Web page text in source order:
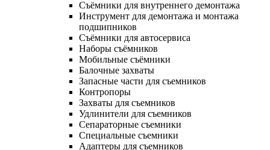
Съёмники для внутреннего демонтажа
Инструмент для демонтажа и монтажа
подшипников
Съёмники для автосервиса
Наборы съёмников
Мобильные съёмники
Балочные захваты
Запасные части для съемников
Контропоры
Захваты для съемников
Удлинители для съемников
Сепараторные съемники
Специальные съемники
Адаптеры для съемников